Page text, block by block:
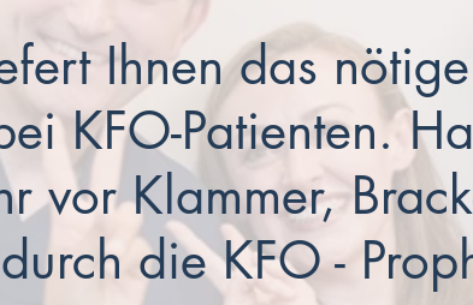
Ihnen das
KFO-Patienten.
vor Klammer,
die KFO -